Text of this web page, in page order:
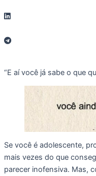
“E aí você já sabe o que
Se você é adolescente,
mais vezes do que
parecer inofensiva. Mas,